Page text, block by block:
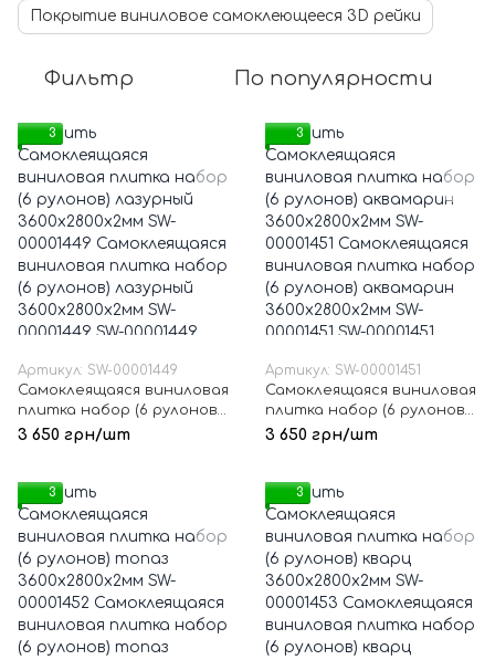
Покрытие виниловое самоклеющееся 3D рейки
Фильтр По популярности
3
Артикул: SW-00001449
Самоклеящаяся виниловая
плитка набор (6 рулонов)
лазурный 3600х2800х2мм
3 650 грн/шт
3
Артикул: SW-00001451
Самоклеящаяся виниловая
плитка набор (6 рулонов)
аквамарин 3600х2800х2мм
3 650 грн/шт
3 3